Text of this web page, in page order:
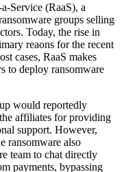
Service (RaaS), a
groups selling
Today, the rise in
reaons for the recent
cases, RaaS makes
to deploy ransomware
would reportedly
affiliates for providing
support. However,
ransomware also
team to chat directly
payments, bypassing